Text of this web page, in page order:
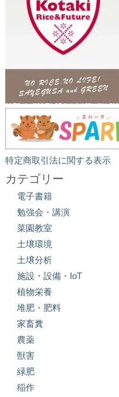
特定商取引法に関する表示
カテゴリー
電子書籍
勉強会・講演
菜園教室
土壌環境
土壌分析
施設・設備・IoT
植物栄養
堆肥・肥料
家畜糞
農薬
獣害
緑肥
稲作